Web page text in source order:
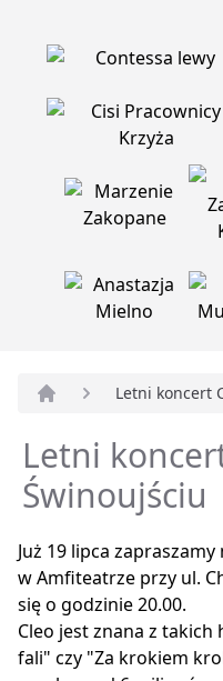
Letni koncert
Letni
Świnoujściu
Już 19 lipca
w Amfiteatrze przy ul.
się o godzinie 20.00.
Cleo jest znana z takich
fali" czy "Za krokiem